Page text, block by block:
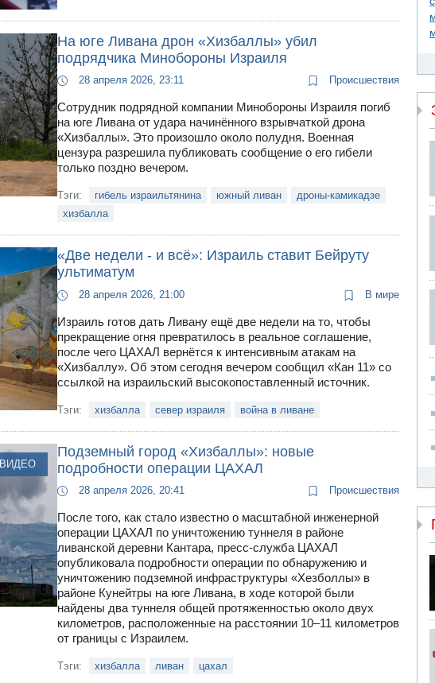
На юге Ливана дрон «Хизбаллы» убил
подрядчика Минобороны Израиля
28 апреля 2026, 23:11 Происшествия
Сотрудник подрядной компании Минобороны Израиля погиб
на юге Ливана от удара начинённого взрывчаткой дрона
«Хизбаллы». Это произошло около полудня. Военная
цензура разрешила публиковать сообщение о его гибели
только поздно вечером.
Тэги: гибель израильтянина южный ливан
дроны-камикадзе
хизбалла
«Две недели - и всё»: Израиль ставит Бейруту
ультиматум
28 апреля 2026, 21:00 В мире
Израиль готов дать Ливану ещё две недели на то, чтобы
прекращение огня превратилось в реальное соглашение,
после чего ЦАХАЛ вернётся к интенсивным атакам на
«Хизбаллу». Об этом сегодня вечером сообщил «Кан 11» со
ссылкой на израильский высокопоставленный источник.
Тэги: хизбалла север израиля война в ливане
ВИДЕО
Подземный город «Хизбаллы»: новые
подробности операции ЦАХАЛ
28 апреля 2026, 20:41 Происшествия
После того, как стало известно о масштабной инженерной
операции ЦАХАЛ по уничтожению туннеля в районе
ливанской деревни Кантара, пресс-служба ЦАХАЛ
опубликовала подробности операции по обнаружению и
уничтожению подземной инфраструктуры «Хезболлы» в
районе Кунейтры на юге Ливана, в ходе которой были
найдены два туннеля общей протяженностью около двух
километров, расположенные на расстоянии 10–11 километров
от границы с Израилем.
Тэги: хизбалла ливан цахал